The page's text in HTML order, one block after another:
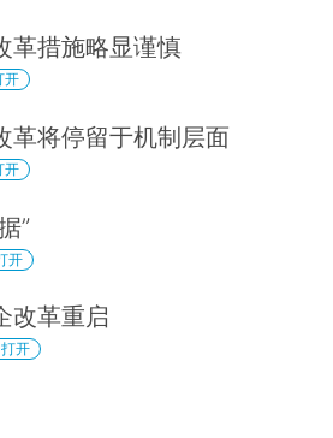
革措施略显谨慎
开
革将停留于机制层面
开
”
开
改革重启
开